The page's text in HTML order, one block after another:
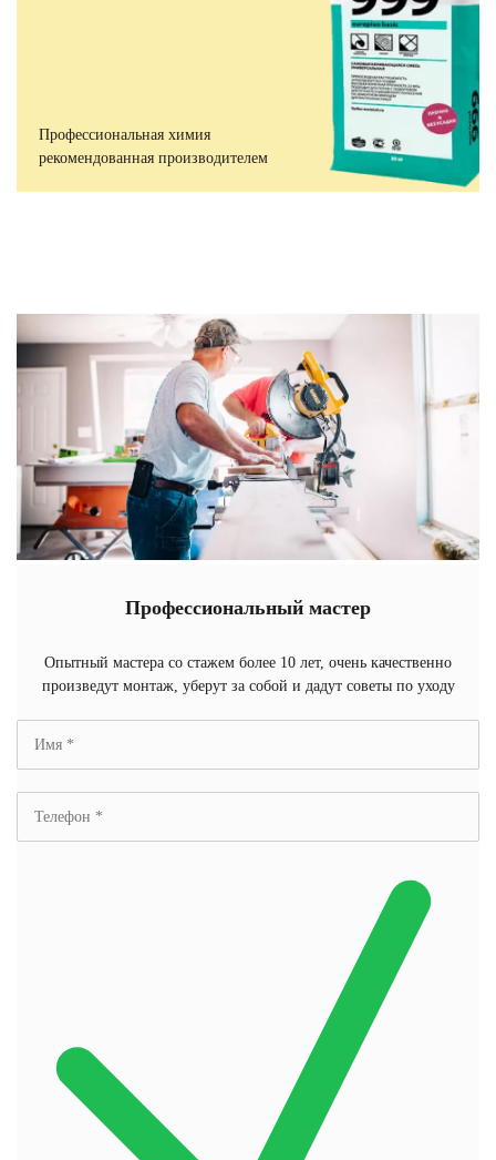
Профессиональная химия
рекомендованная производителем
Профессиональный мастер
Опытный мастера со стажем более 10 лет, очень качественно
произведут монтаж, уберут за собой и дадут советы по уходу